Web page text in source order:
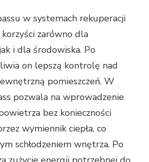
w systemach rekuperacji
zarówno dla
i dla środowiska. Po
on lepszą kontrolę nad
pomieszczeń. W
pozwala na wprowadzenie
bez konieczności
wymiennik ciepła, co
schłodzeniem wnętrza. Po